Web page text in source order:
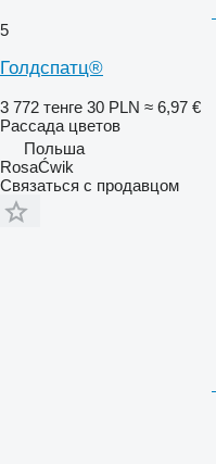
5
Голдспатц®
3 772 тенге 30 PLN ≈ 6,97 €
Рассада цветов
Польша
RosaĆwik
Связаться с продавцом